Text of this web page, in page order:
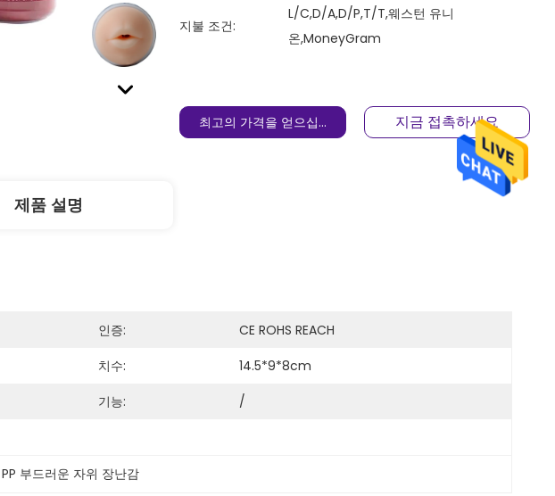
지불 조건:
L/C,D/A,D/P,T/T,웨스턴 유니
온,MoneyGram
최고의 가격을 얻으십시오 지금 접촉하세요
제품 설명
인증:
CE ROHS REACH
치수:
14.5*9*8cm
기능:
/
PP 부드러운 자위 장난감